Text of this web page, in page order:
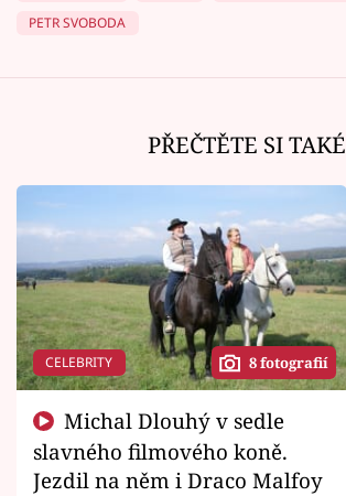
PETR SVOBODA
PŘEČTĚTE SI TAKÉ
CELEBRITY 8 fotografií
slavného filmového koně.
Jezdil na něm i Draco Malfoy